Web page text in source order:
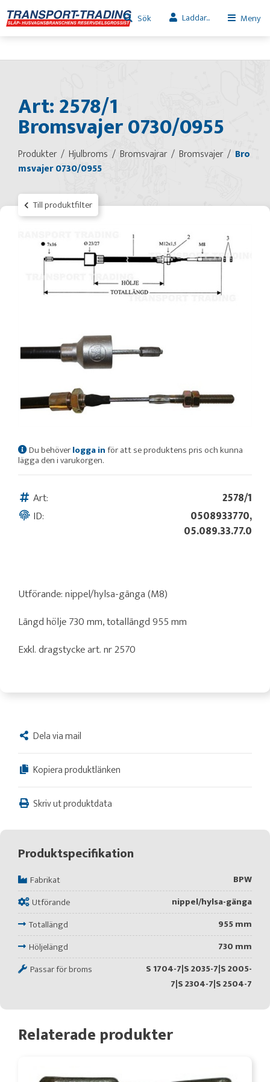
Sök Laddar... Meny
Art: 2578/1
Bromsvajer 0730/0955
Produkter Hjulbroms Bromsvajrar Bromsvajer
Bro
msvajer 0730/0955
Till produktfilter
Du behöverlogga inför att se produktens pris och kunna
lägga den i varukorgen.
Art:
2578/1
ID:
0508933770,
05.089.33.77.0
Utförande: nippel/hylsa-gänga (M8)
Längd hölje 730 mm, totallängd 955 mm
Exkl. dragstycke art. nr 2570
Dela via mail
Kopiera produktlänken
Skriv ut produktdata
Produktspecifikation
Fabrikat
BPW
Utförande
nippel/hylsa-gänga
Totallängd
955 mm
Höljelängd
730 mm
Passar för broms
S 1704-7|S 2035-7|S 2005-
7|S 2304-7|S 2504-7
Relaterade produkter